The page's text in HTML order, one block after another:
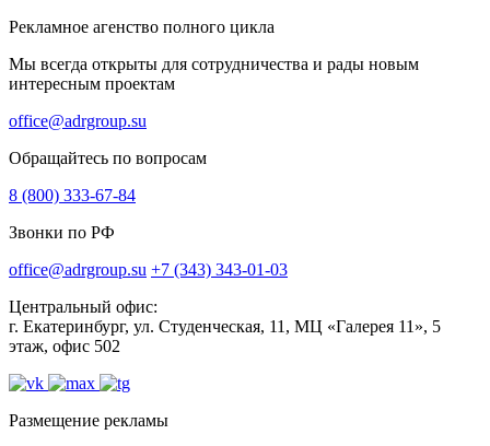
Рекламное агенство полного цикла
Мы всегда открыты для сотрудничества и рады новым
интересным проектам
office@adrgroup.su
Обращайтесь по вопросам
8 (800) 333-67-84
Звонки по РФ
office@adrgroup.su +7 (343) 343-01-03
Центральный офис:
г. Екатеринбург, ул. Студенческая, 11, МЦ «Галерея 11», 5
этаж, офис 502
Размещение рекламы